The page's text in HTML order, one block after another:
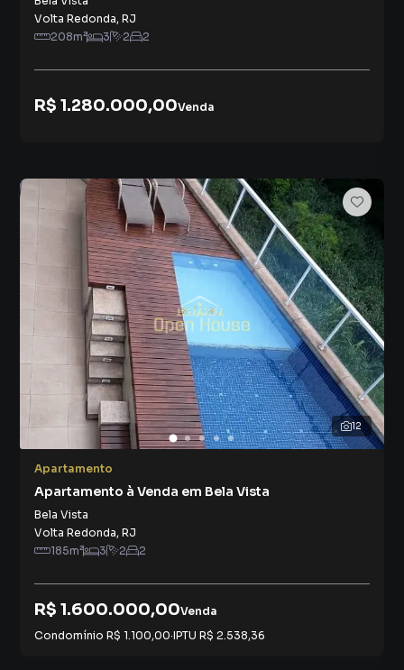
Volta Redonda, RJ
208m² 3 2 2
R$ 1.280.000,00Venda
12
Apartamento
Apartamento à Venda em Bela Vista
Bela Vista
Volta Redonda, RJ
185m² 3 2 2
R$ 1.600.000,00Venda
Condomínio R$ 1.100,00·IPTU R$ 2.538,36